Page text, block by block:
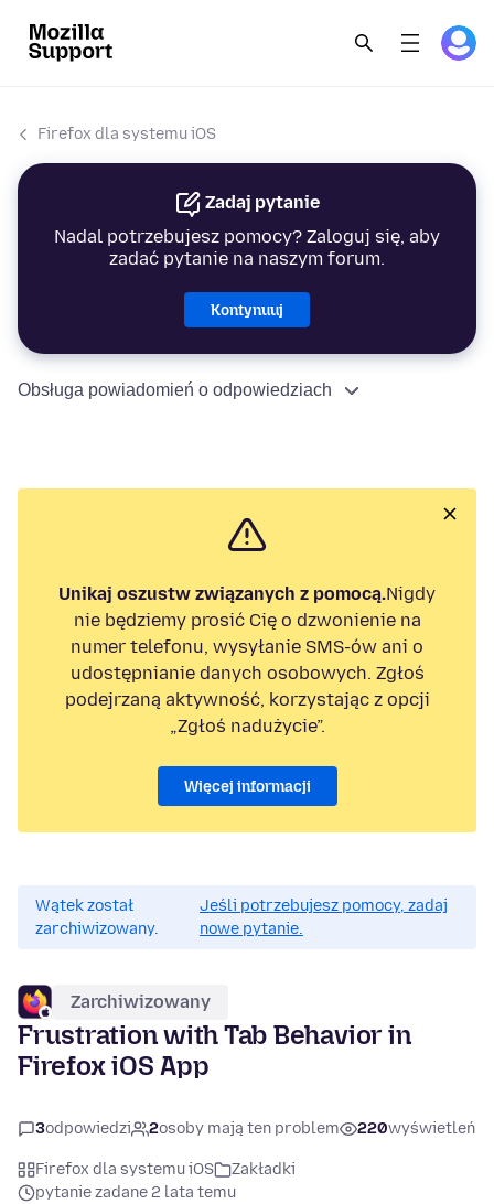
Firefox dla systemu iOS
Zadaj pytanie
Nadal potrzebujesz pomocy? Zaloguj się, aby
zadać pytanie na naszym forum.
Kontynuuj
Obsługa powiadomień o odpowiedziach
Unikaj oszustw związanych z pomocą.Nigdy
nie będziemy prosić Cię o dzwonienie na
numer telefonu, wysyłanie SMS-ów ani o
udostępnianie danych osobowych. Zgłoś
podejrzaną aktywność, korzystając z opcji
„Zgłoś nadużycie”.
Więcej informacji
Wątek został
zarchiwizowany.
Jeśli potrzebujesz pomocy, zadaj
nowe pytanie.
Zarchiwizowany
Frustration with Tab Behavior in
Firefox iOS App
3odpowiedzi 2osoby mają ten problem 220wyświetleń
Firefox dla systemu iOS
Zakładki
pytanie zadane 2 lata temu